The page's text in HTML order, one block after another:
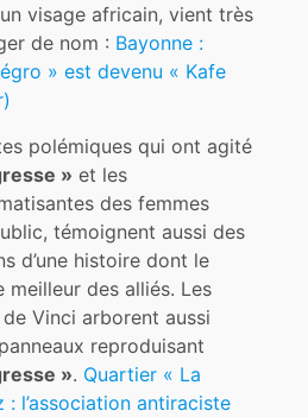
visage africain, vient très
de nom : Bayonne :
» est devenu « Kafe
polémiques qui ont agité
» et les
des femmes
témoignent aussi des
d’une histoire dont le
meilleur des alliés. Les
Vinci arborent aussi
reproduisant
». Quartier « La
: l’association antiraciste